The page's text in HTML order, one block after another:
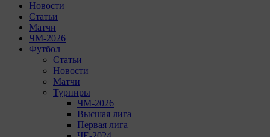
Новости
Статьи
Матчи
ЧМ-2026
Футбол
Статьи
Новости
Матчи
Турниры
ЧМ-2026
Высшая лига
Первая лига